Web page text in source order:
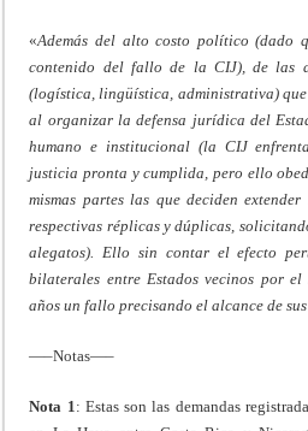
«Además del alto costo político (dado
contenido del fallo de la CIJ), de las
(logística, lingüística, administrativa)
al organizar la defensa jurídica del
humano e institucional (la CIJ
justicia pronta y cumplida, pero ello
mismas partes las que deciden
respectivas réplicas y dúplicas,
alegatos). Ello sin contar el efecto
bilaterales entre Estados vecinos por
años un fallo precisando el alcance de
—–Notas—–
Nota 1: Estas son las demandas